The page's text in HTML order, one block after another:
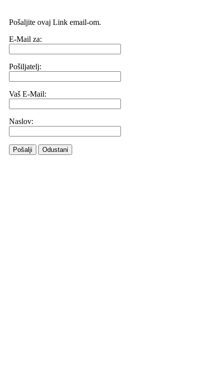
Pošaljite ovaj Link email-om.
E-Mail za:
Pošiljatelj:
Vaš E-Mail:
Naslov:
Pošalji Odustani